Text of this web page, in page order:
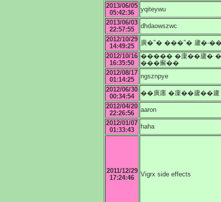
2013/06/05
05:42:36
yqiteywu
2013/06/03
22:57:55
dhdaowszwc
2012/10/29
14:49:25
廣�"� ���"� 廬�-
2012/10/16
16:35:50
����� �廩��廬� �
���廨��
2012/08/17
01:14:25
ngsznpye
2012/06/30
00:34:54
��廣廛 �廩��廬��廬
2012/04/20
22:26:56
aaron
2012/01/07
01:33:43
haha
2011/12/29
17:24:46
Vigrx side effects